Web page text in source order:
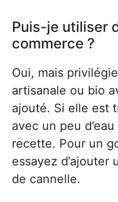
Puis-je utiliser
commerce ?
Oui, mais
artisanale ou bio
ajouté. Si elle est
avec un peu
recette. Pour un
essayez d’ajouter
de cannelle.